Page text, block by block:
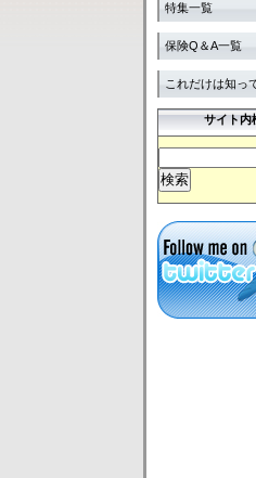
特集一覧
保険Q＆A一覧
これだけは知っ
サイト内